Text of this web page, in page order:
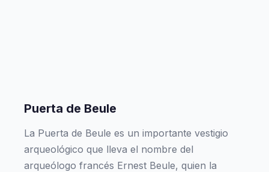
Puerta de Beule
La Puerta de Beule es un importante vestigio
arqueológico que lleva el nombre del
arqueólogo francés Ernest Beule, quien la